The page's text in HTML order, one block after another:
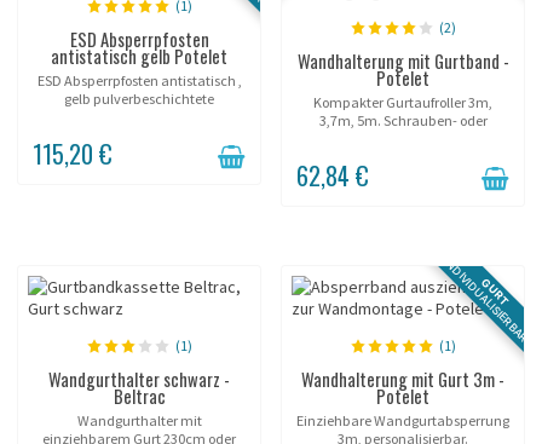
(1)
ESD Absperrpfosten
antistatisch gelb Potelet
ESD Absperrpfosten antistatisch ,
gelb pulverbeschichtete
115,20 €
(2)
Wandhalterung mit Gurtband -
Potelet
Kompakter Gurtaufroller 3m,
3,7m, 5m. Schrauben- oder
62,84 €
(1)
Wandgurthalter schwarz -
Beltrac
Wandgurthalter mit
einziehbarem Gurt 230cm oder
GURT
INDIVIDUALISIERBAR
(1)
Wandhalterung mit Gurt 3m -
Potelet
Einziehbare Wandgurtabsperrung
3m, personalisierbar.